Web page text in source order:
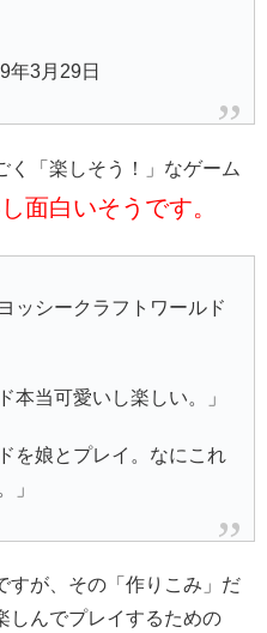
年3月29日
く「楽しそう！」なゲーム
面白いそうです。
ッシークラフトワールド
本当可愛いし楽しい。」
を娘とプレイ。なにこれ
」
すが、その「作りこみ」だ
しんでプレイするための